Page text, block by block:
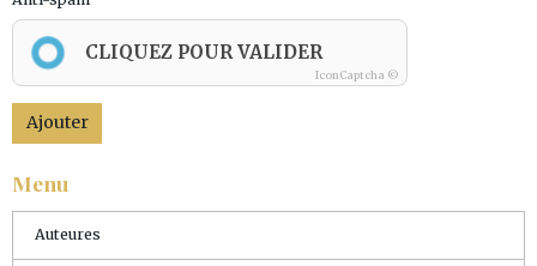
CLIQUEZ POUR VALIDER
IconCaptcha ©
Ajouter
Menu
Auteures